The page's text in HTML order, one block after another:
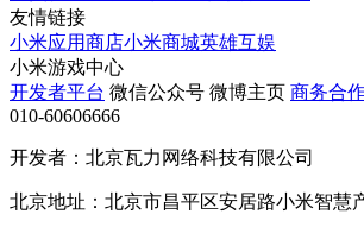
友情链接
小米应用商店小米商城英雄互娱
小米游戏中心
开发者平台 微信公众号 微博主页 商务合
010-60606666
开发者：北京瓦力网络科技有限公司
北京地址：北京市昌平区安居路小米智慧